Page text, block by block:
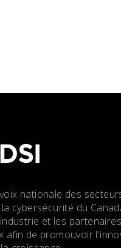
nationale des
cybersécurité du
et les
afin de promouvoir